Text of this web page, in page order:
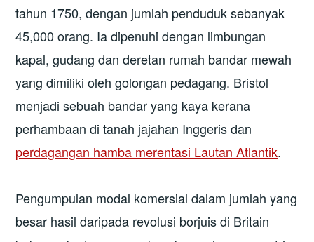
tahun 1750, dengan jumlah penduduk sebanyak
45,000 orang. Ia dipenuhi dengan limbungan
kapal, gudang dan deretan rumah bandar mewah
yang dimiliki oleh golongan pedagang. Bristol
menjadi sebuah bandar yang kaya kerana
perhambaan di tanah jajahan Inggeris dan
perdagangan hamba merentasi Lautan Atlantik.
Pengumpulan modal komersial dalam jumlah yang
besar hasil daripada revolusi borjuis di Britain